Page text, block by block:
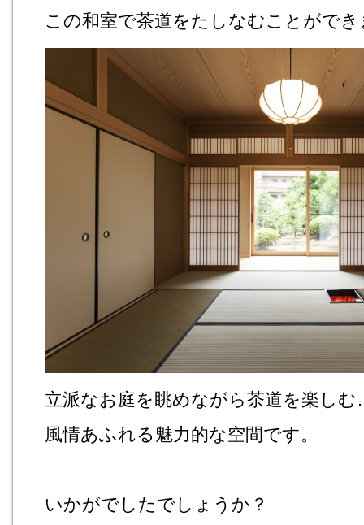
この和室で茶道をたしなむことができ
立派なお庭を眺めながら茶道を楽し
風情あふれる魅力的な空間です。
いかがでしたでしょうか？